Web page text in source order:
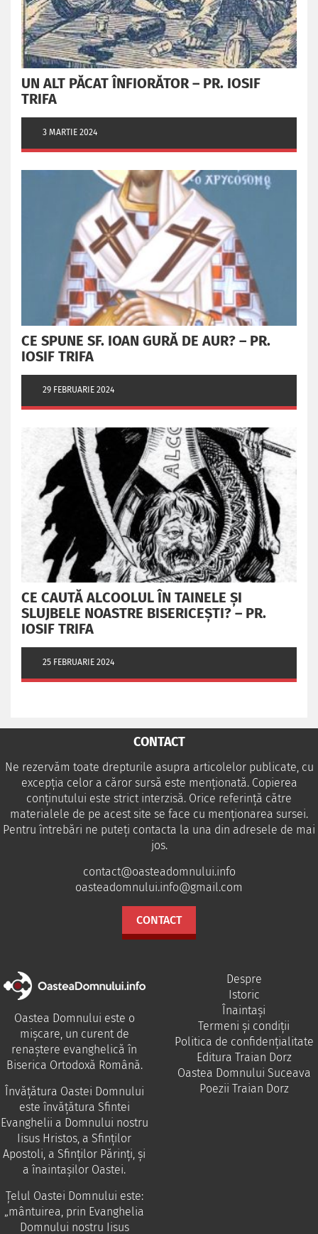
UN ALT PĂCAT ÎNFIORĂTOR – PR. IOSIF
TRIFA
3 MARTIE 2024
CE SPUNE SF. IOAN GURĂ DE AUR? – PR.
IOSIF TRIFA
29 FEBRUARIE 2024
CE CAUTĂ ALCOOLUL ÎN TAINELE ŞI
SLUJBELE NOASTRE BISERICEŞTI? – PR.
IOSIF TRIFA
25 FEBRUARIE 2024
CONTACT
Ne rezervăm toate drepturile asupra articolelor publicate, cu
excepția celor a căror sursă este menționată. Copierea
conținutului este strict interzisă. Orice referință către
materialele de pe acest site se face cu menționarea sursei.
Pentru întrebări ne puteţi contacta la una din adresele de mai
jos.
contact@oasteadomnului.info
oasteadomnului.info@gmail.com
CONTACT
Oastea Domnului este o
mișcare, un curent de
renaștere evanghelică în
Biserica Ortodoxă Română.
Învăţătura Oastei Domnului
este învăţătura Sfintei
Evanghelii a Domnului nostru
Iisus Hristos, a Sfinţilor
Apostoli, a Sfinţilor Părinţi, şi
a înaintaşilor Oastei.
Ţelul Oastei Domnului este:
„mântuirea, prin Evanghelia
Domnului nostru Iisus
Despre
Istoric
Înaintași
Termeni și condiții
Politica de confidențialitate
Editura Traian Dorz
Oastea Domnului Suceava
Poezii Traian Dorz